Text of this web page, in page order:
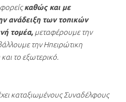
καθώς και με
ανάδειξη των τοπικών
τομέα, μεταφέρουμε την
την Ηπειρώτικη
το εξωτερικό.
καταξιωμένους Συναδέλφους